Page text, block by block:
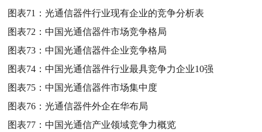
图表71：光通信器件行业现有企业的竞争分析表
图表72：中国光通信器件市场竞争格局
图表73：中国光通信器件企业竞争格局
图表74：中国光通信器件行业最具竞争力企业10强
图表75：中国光通信器件市场集中度
图表76：光通信器件外企在华布局
图表77：中国光通信产业领域竞争力概览